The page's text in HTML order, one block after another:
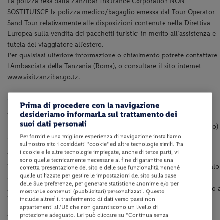
SOSTITUISCE la polizza medico/bagaglio emessa dal Tour Operator
Sand Tour relativamente alle disposizioni contenute nella Direttiva
Europea sulla vendita dei pacchetti turisticiin merito all’assistenza e
tutela del viaggiatore all’estero.
Per qualsiasi ulteriore informazione o chiarimento potrete contattare
l'Ambasciata della Tanzania (Roma), o consultare il sito internet
www.visitzanzibar.go.tz.
Operativo voli
Da Milano Malpensa:
Milano Malpensa 21:00 – Zanzibar 06:30 (arrivo il giorno successivo)
Zanzibar 08:30 - Milano Malpensa 15:55
Da Bergamo
Bergamo 23:20 - Zanzibar 14:30 (arrivo il giorno successivo con scalo
a Dubai)
Zanzibar 21:30 - Bergamo 12:15(arrivo il giorno successivo con scalo
Dubai)
Da Verona:
Prima di procedere con la navigazione
desideriamo informarLa sul trattamento dei
suoi dati personali
Per fornirLe una migliore esperienza di navigazione installiamo
sul nostro sito i cosiddetti "cookie" ed altre tecnologie simili. Tra
i cookie e le altre tecnologie impiegate, anche di terze parti, vi
sono quelle tecnicamente necessarie al fine di garantire una
corretta presentazione del sito e delle sue funzionalità nonché
quelle utilizzate per gestire le impostazioni del sito sulla base
delle Sue preferenze, per generare statistiche anonime e/o per
mostrarLe contenuti (pubblicitari) personalizzati. Questo
include altresì il trasferimento di dati verso paesi non
appartenenti all'UE che non garantiscono un livello di
protezione adeguato. Lei può cliccare su “Continua senza